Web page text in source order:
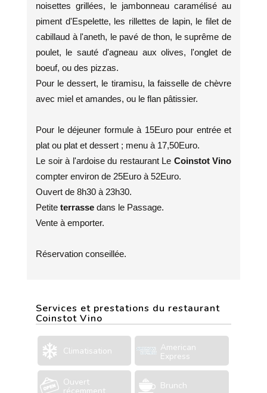
noisettes grillées, le jambonneau caramélisé au
piment d'Espelette, les rillettes de lapin, le filet de
cabillaud à l'aneth, le pavé de thon, le suprême de
poulet, le sauté d'agneau aux olives, l'onglet de
boeuf, ou des pizzas.
Pour le dessert, le tiramisu, la faisselle de chèvre
avec miel et amandes, ou le flan pâtissier.
Pour le déjeuner formule à 15Euro pour entrée et
plat ou plat et dessert ; menu à 17,50Euro.
Le soir à l'ardoise du restaurant Le Coinstot Vino
compter environ de 25Euro à 52Euro.
Ouvert de 8h30 à 23h30.
Petite terrasse dans le Passage.
Vente à emporter.
Réservation conseillée.
Services et prestations du restaurant
Coinstot Vino
Climatisation American
Express
Ouvert Brunch